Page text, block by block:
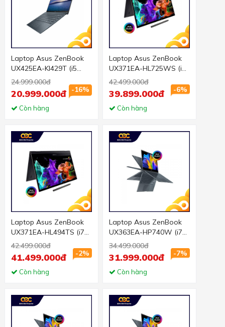
Laptop Asus ZenBook
UX425EA-KI429T (i5
1135G7/8GB
RAM/512GB SSD/14
FHD/Win10/Xám)
24.999.000đ
-16%
20.999.000đ
Còn hàng
Laptop Asus ZenBook
UX371EA-HL725WS (i7
1165G7/16GB RAM/1TB
Touch/Win11/Cáp/Túi/
Đen)
42.499.000đ
-6%
39.899.000đ
Còn hàng
Laptop Asus ZenBook
UX371EA-HL494TS (i7
1165G7/16GB RAM/1TB
Touch/Win10/Office/Cáp
/Túi/Đen)
42.499.000đ
-2%
41.499.000đ
Còn hàng
Laptop Asus ZenBook
UX363EA-HP740W (i7
1165G7/16GB
RAM/512GB SSD/13.3
FHD Cảm
ứng/Win11/Cáp/Bút/Túi/
34.499.000đ
-7%
31.999.000đ
Còn hàng